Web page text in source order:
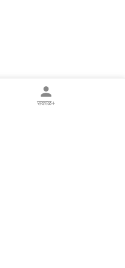
सकाळ+